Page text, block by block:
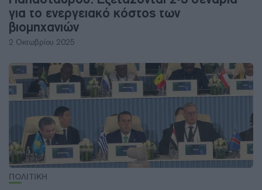
για το ενεργειακό κόστος των
βιομηχανιών
2 Οκτωβρίου 2025
ΠΟΛΙΤΙΚΗ